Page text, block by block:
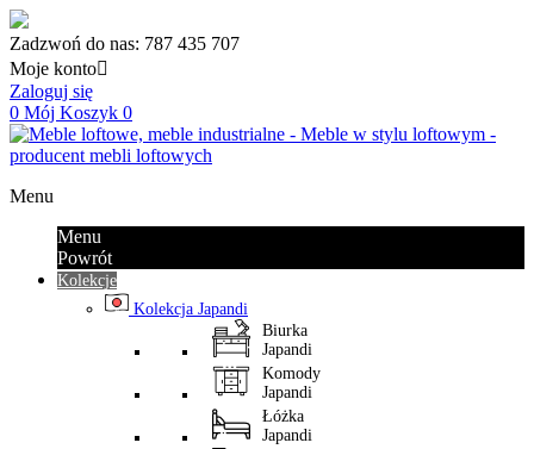
Zadzwoń do nas: 787 435 707
Moje konto
Zaloguj się
0 Mój Koszyk 0
Menu
Menu
Powrót
Kolekcje
Kolekcja Japandi
Biurka
Japandi
Komody
Japandi
Łóżka
Japandi